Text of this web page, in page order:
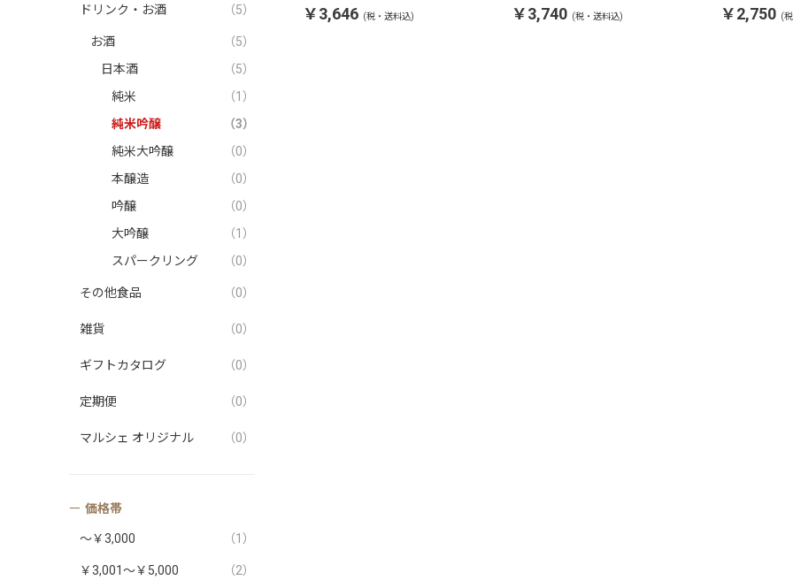
￥3,646 (税・送料込) ￥3,740 (税・送料込) ￥2,750 (
ドリンク・お酒 （5）
お酒
（5）
日本酒
（5）
純米
（1）
純米吟醸
（3）
純米大吟醸
（0）
本醸造
（0）
吟醸
（0）
大吟醸
（1）
スパークリング
（0）
その他食品 （0）
雑貨 （0）
ギフトカタログ （0）
定期便 （0）
マルシェ オリジナル （0）
価格帯
～￥3,000 （1）
￥3,001～￥5,000 （2）